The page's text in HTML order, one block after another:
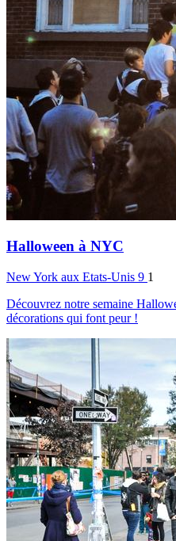
Halloween à NYC
New York aux Etats-Unis 9 1
Découvrez notre semaine
décorations qui font peur !